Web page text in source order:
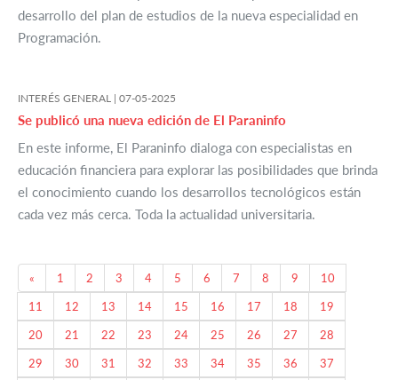
desarrollo del plan de estudios de la nueva especialidad en
Programación.
INTERÉS GENERAL | 07-05-2025
Se publicó una nueva edición de El Paraninfo
En este informe, El Paraninfo dialoga con especialistas en
educación financiera para explorar las posibilidades que brinda
el conocimiento cuando los desarrollos tecnológicos están
cada vez más cerca. Toda la actualidad universitaria.
« Previous
1 2 3 4 5 6 7 8 9
10
11
12 13 14 15 16 17 18
19
20
21 22 23 24 25 26 27
28
29
30 31 32 33 34 35 36
37